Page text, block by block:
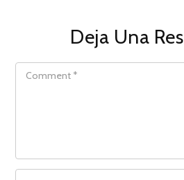
Deja Una
COMMENT
NAME